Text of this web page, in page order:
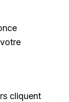
cliquent